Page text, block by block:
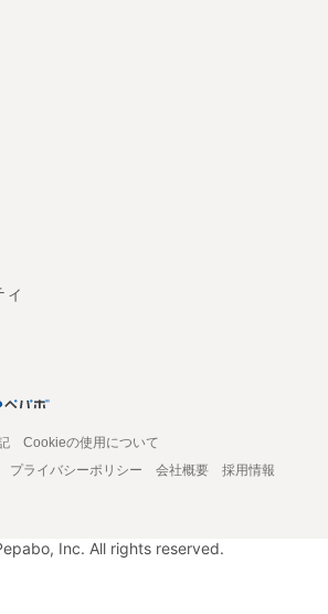
Cookieの使用について
プライバシーポリシー 会社概要
採用情報
Inc. All rights reserved.